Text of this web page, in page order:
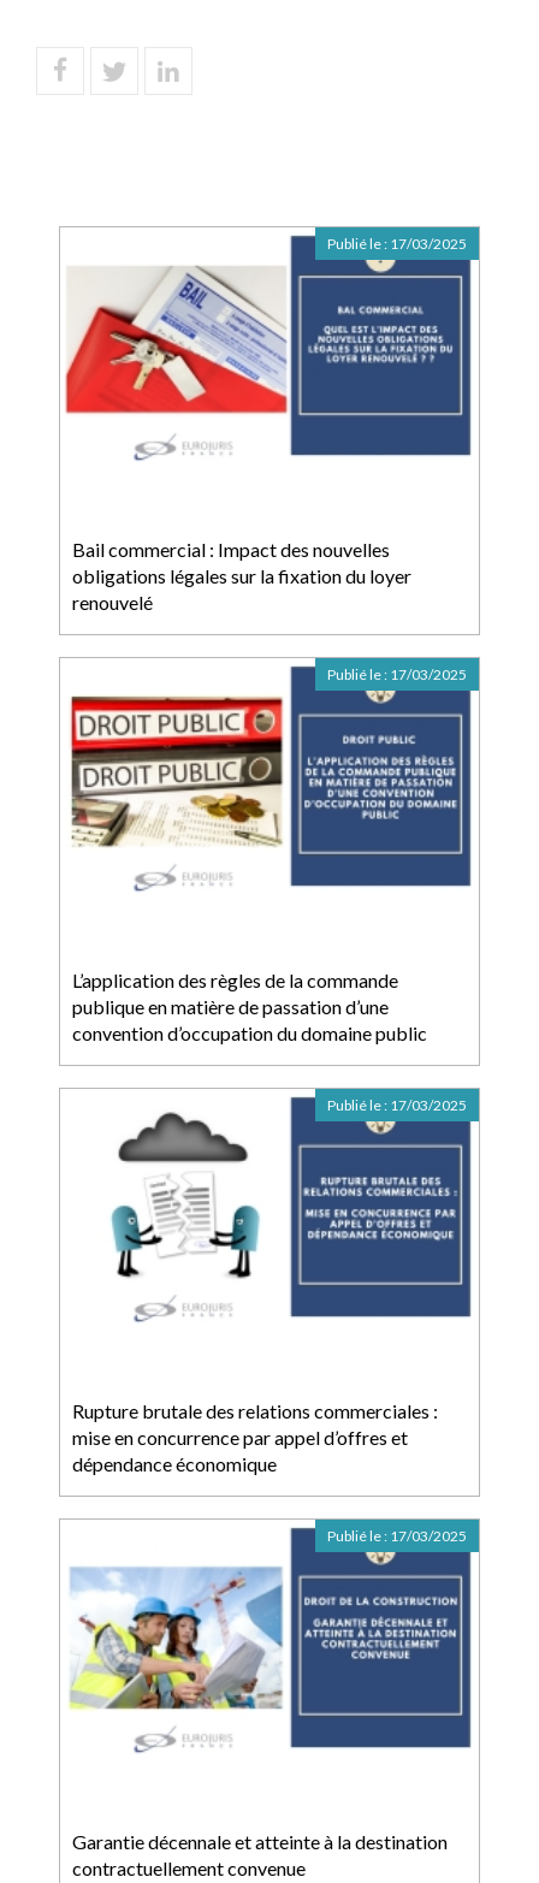
Bail commercial : Impact des nouvelles
obligations légales sur la fixation du loyer
renouvelé
Publié le : 17/03/2025
L’application des règles de la commande
publique en matière de passation d’une
convention d’occupation du domaine public
Publié le : 17/03/2025
Rupture brutale des relations commerciales :
mise en concurrence par appel d’offres et
dépendance économique
Publié le : 17/03/2025
Garantie décennale et atteinte à la destination
contractuellement convenue
Publié le : 17/03/2025